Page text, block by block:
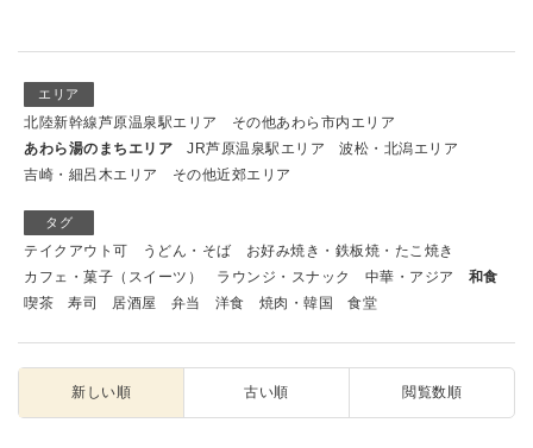
エリア
北陸新幹線芦原温泉駅エリア
その他あわら市内エリア
あわら湯のまちエリア
JR芦原温泉駅エリア
波松・北潟エリア
吉崎・細呂木エリア
その他近郊エリア
タグ
テイクアウト可 うどん・そば
お好み焼き・鉄板焼・たこ焼き
カフェ・菓子（スイーツ）
ラウンジ・スナック 中華・アジア
和食
喫茶
寿司 居酒屋 弁当 洋食 焼肉・韓国 食堂
新しい順 古い順 閲覧数順